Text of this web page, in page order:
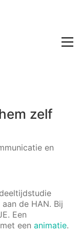
zelf
en
de HAN. Bij
Een
een animatie.